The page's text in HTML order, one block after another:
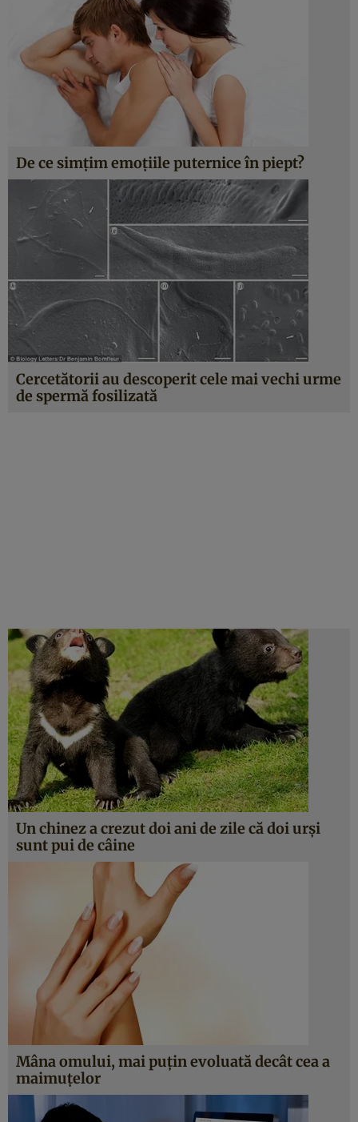
De ce simţim emoţiile puternice în piept?
Cercetătorii au descoperit cele mai vechi urme
de spermă fosilizată
Un chinez a crezut doi ani de zile că doi urşi
sunt pui de câine
Mâna omului, mai puţin evoluată decât cea a
maimuţelor